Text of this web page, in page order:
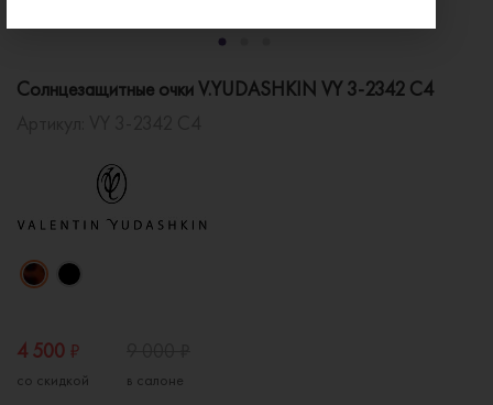
Солнцезащитные очки V.YUDASHKIN VY 3-2342 C4
4 500 ₽
со скидкой в салоне